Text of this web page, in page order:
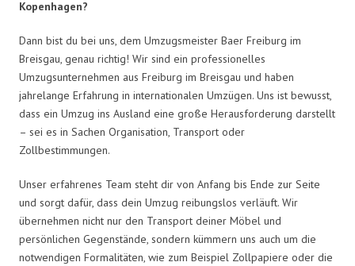
Kopenhagen?
Dann bist du bei uns, dem Umzugsmeister Baer Freiburg im
Breisgau, genau richtig! Wir sind ein professionelles
Umzugsunternehmen aus Freiburg im Breisgau und haben
jahrelange Erfahrung in internationalen Umzügen. Uns ist bewusst,
dass ein Umzug ins Ausland eine große Herausforderung darstellt
– sei es in Sachen Organisation, Transport oder
Zollbestimmungen.
Unser erfahrenes Team steht dir von Anfang bis Ende zur Seite
und sorgt dafür, dass dein Umzug reibungslos verläuft. Wir
übernehmen nicht nur den Transport deiner Möbel und
persönlichen Gegenstände, sondern kümmern uns auch um die
notwendigen Formalitäten, wie zum Beispiel Zollpapiere oder die